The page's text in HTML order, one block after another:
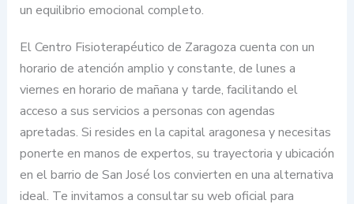
un equilibrio emocional completo.
El Centro Fisioterapéutico de Zaragoza cuenta con un
horario de atención amplio y constante, de lunes a
viernes en horario de mañana y tarde, facilitando el
acceso a sus servicios a personas con agendas
apretadas. Si resides en la capital aragonesa y necesitas
ponerte en manos de expertos, su trayectoria y ubicación
en el barrio de San José los convierten en una alternativa
ideal. Te invitamos a consultar su web oficial para